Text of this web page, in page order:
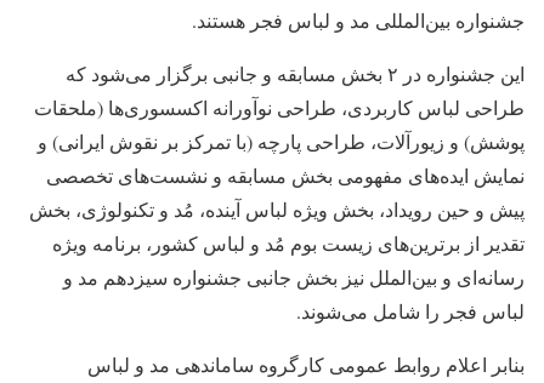
جشنواره بین‌المللی مد و لباس فجر هستند.
این جشنواره در ۲ بخش مسابقه و جانبی برگزار می‌شود که
طراحی لباس کاربردی، طراحی نوآورانه اکسسوری‌ها (ملحقات
پوشش) و زیورآلات، طراحی پارچه (با تمرکز بر نقوش ایرانی) و
نمایش ایده‌های مفهومی بخش مسابقه و نشست‌های تخصصی
پیش و حین رویداد، بخش ویژه لباس آینده، مُد و تکنولوژی، بخش
تقدیر از برترین‌های زیست بوم مُد و لباس کشور، برنامه ویژه
رسانه‌ای و بین‌الملل نیز بخش جانبی جشنواره سیزدهم مد و
لباس فجر را شامل می‌شوند.
بنابر اعلام روابط عمومی کارگروه ساماندهی مد و لباس